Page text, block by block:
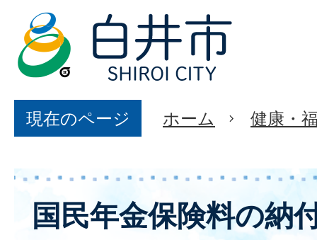
現在のページ ホーム 健康・
国民年金保険料の納